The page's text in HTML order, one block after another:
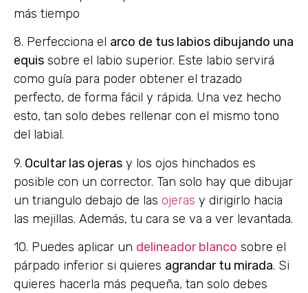
más tiempo
8. Perfecciona el arco de tus labios dibujando una
equis sobre el labio superior. Este labio servirá
como guía para poder obtener el trazado
perfecto, de forma fácil y rápida. Una vez hecho
esto, tan solo debes rellenar con el mismo tono
del labial.
9. Ocultar las ojeras y los ojos hinchados es
posible con un corrector. Tan solo hay que dibujar
un triangulo debajo de las ojeras y dirigirlo hacia
las mejillas. Además, tu cara se va a ver levantada.
10. Puedes aplicar un delineador blanco sobre el
párpado inferior si quieres agrandar tu mirada. Si
quieres hacerla más pequeña, tan solo debes